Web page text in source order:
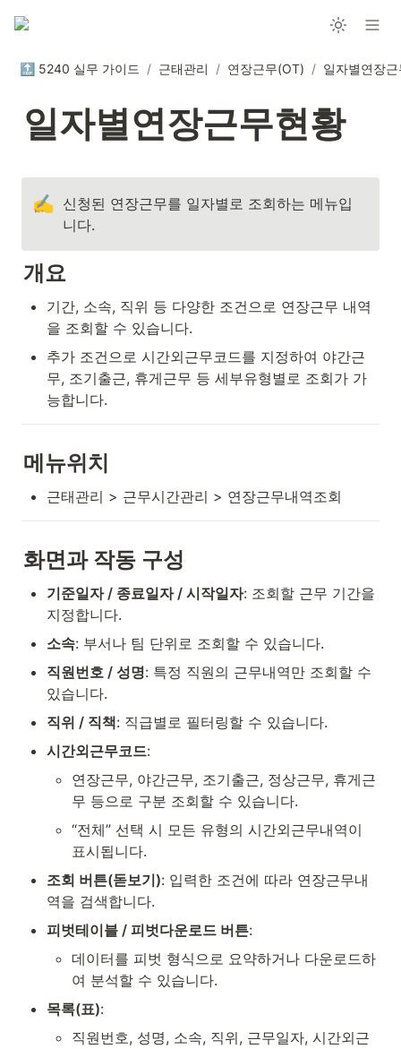
🔝 5240 실무 가이드 / 근태관리 / 연장근무(OT) / 일자별연장
일자별연장근무현황
✍️ 신청된 연장근무를 일자별로 조회하는 메뉴입
니다.
개요
기간, 소속, 직위 등 다양한 조건으로 연장근무 내역
을 조회할 수 있습니다.
추가 조건으로 시간외근무코드를 지정하여 야간근
무, 조기출근, 휴게근무 등 세부유형별로 조회가 가
능합니다.
메뉴위치
근태관리 > 근무시간관리 > 연장근무내역조회
화면과 작동 구성
기준일자 / 종료일자 / 시작일자: 조회할 근무 기간을
지정합니다.
소속: 부서나 팀 단위로 조회할 수 있습니다.
직원번호 / 성명: 특정 직원의 근무내역만 조회할 수
있습니다.
직위 / 직책: 직급별로 필터링할 수 있습니다.
시간외근무코드:
연장근무, 야간근무, 조기출근, 정상근무, 휴게근
무 등으로 구분 조회할 수 있습니다.
“전체” 선택 시 모든 유형의 시간외근무내역이
표시됩니다.
조회 버튼(돋보기): 입력한 조건에 따라 연장근무내
역을 검색합니다.
피벗테이블 / 피벗다운로드 버튼:
데이터를 피벗 형식으로 요약하거나 다운로드하
여 분석할 수 있습니다.
목록(표):
직원번호, 성명, 소속, 직위, 근무일자, 시간외근